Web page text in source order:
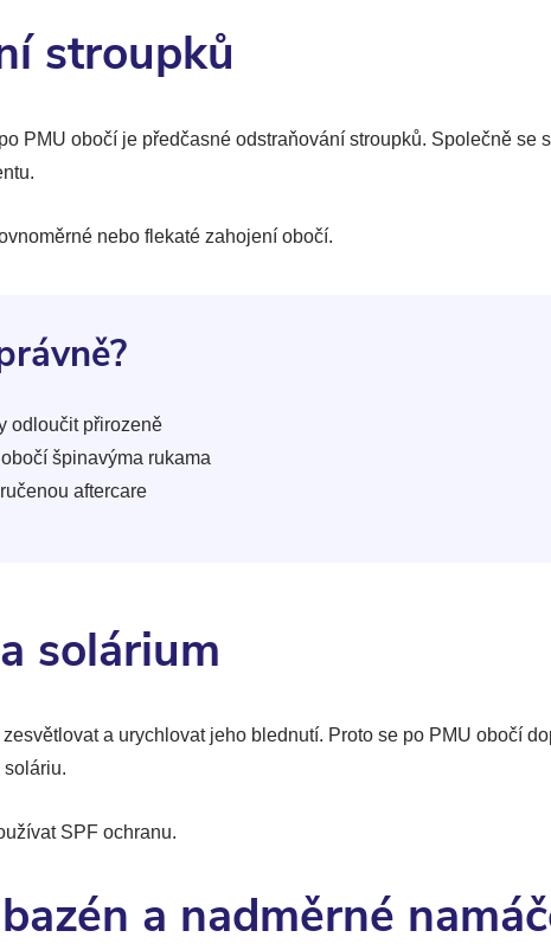
stroupků
PMU obočí je předčasné odstraňování stroupků. Společně se
nebo flekaté zahojení obočí.
odloučit přirozeně
špinavýma rukama
aftercare
solárium
a urychlovat jeho blednutí. Proto se po PMU obočí
SPF ochranu.
a nadměrné